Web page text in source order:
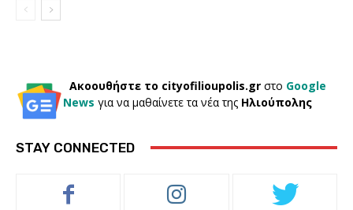
Ακοουθήστε το cityofilioupolis.gr στο Google
News για να μαθαίνετε τα νέα της Ηλιούπολης
STAY CONNECTED